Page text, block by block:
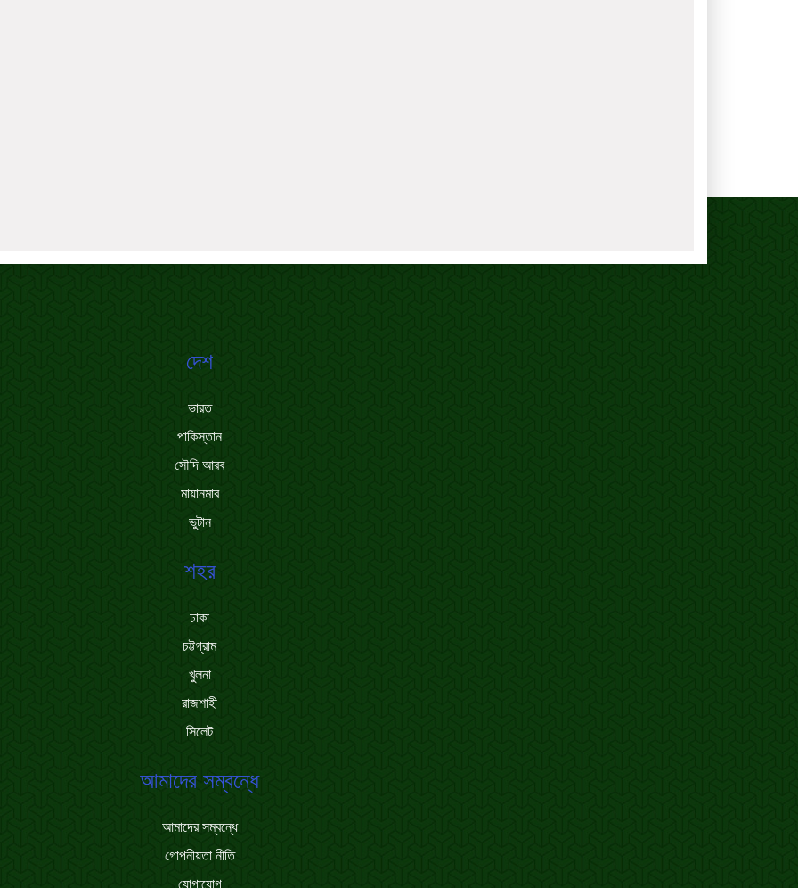
দেশ
ভারত
পাকিস্তান
সৌদি আরব
মায়ানমার
ভুটান
শহর
ঢাকা
চট্টগ্রাম
খুলনা
রাজশাহী
সিলেট
আমাদের সম্বন্ধে
আমাদের সম্বন্ধে
গোপনীয়তা নীতি
যোগাযোগ